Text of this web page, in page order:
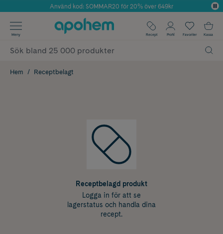
Årets Butik 2025 inom Skönhet
Använd kod: SOMMAR20 för 20% över 649kr
✓ Fri frakt
✓ Poäng på alla köp*
Meny Recept Profil Favoriter Kassa
Hem Receptbelagt
Receptbelagd produkt
Logga in för att se
lagerstatus och handla dina
recept.